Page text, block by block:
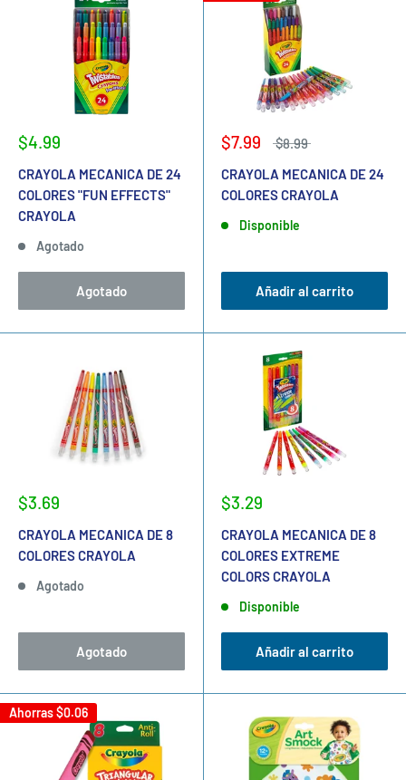
$4.99
CRAYOLA MECANICA DE 24
COLORES "FUN EFFECTS"
CRAYOLA
Agotado
Agotado
$7.99
$8.99
CRAYOLA MECANICA DE 24
COLORES CRAYOLA
Disponible
Añadir al carrito
$3.69
CRAYOLA MECANICA DE 8
COLORES CRAYOLA
Agotado
Agotado
$3.29
CRAYOLA MECANICA DE 8
COLORES EXTREME
COLORS CRAYOLA
Disponible
Añadir al carrito
Ahorras$0.06